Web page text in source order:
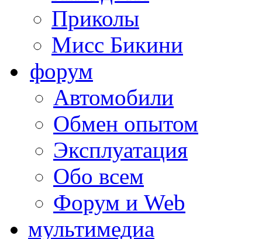
Приколы
Мисс Бикини
форум
Автомобили
Обмен опытом
Эксплуатация
Обо всем
Форум и Web
мультимедиа